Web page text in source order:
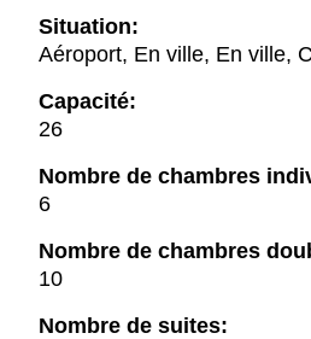
Situation:
Aéroport, En ville, En ville,
Capacité:
26
Nombre de chambres
6
Nombre de chambres
10
Nombre de suites: